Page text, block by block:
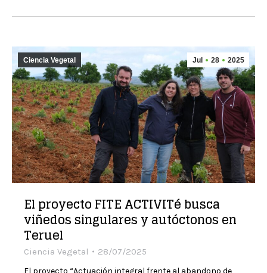
Jul 28 2025
Ciencia Vegetal
El proyecto FITE ACTIVITé busca
viñedos singulares y autóctonos en
Teruel
Ciencia Vegetal 28/07/2025